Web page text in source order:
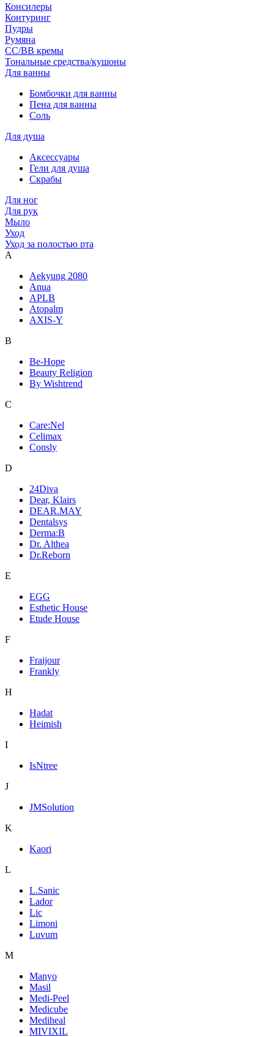
Консилеры
Контуринг
Пудры
Румяна
СС/ВВ кремы
Тональные средства/кушоны
Для ванны
Бомбочки для ванны
Пена для ванны
Соль
Для душа
Аксессуары
Гели для душа
Скрабы
Для ног
Для рук
Мыло
Уход
Уход за полостью рта
A
Aekyung 2080
Anua
APLB
Atopalm
AXIS-Y
B
Be-Hope
Beauty Religion
By Wishtrend
C
Care:Nel
Celimax
Consly
D
24Diva
Dear, Klairs
DEAR.MAY
Dentalsys
Derma:B
Dr. Althea
Dr.Reborn
E
EGG
Esthetic House
Etude House
F
Fraijour
Frankly
H
Hadat
Heimish
I
IsNtree
J
JMSolution
K
Kaori
L
L.Sanic
Lador
Lic
Limoni
Luvum
M
Manyo
Masil
Medi-Peel
Medicube
Mediheal
MIVIXIL